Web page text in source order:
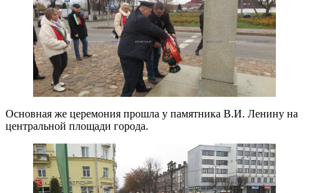
Основная же церемония прошла у памятника В.И. Ленину на
центральной площади города.